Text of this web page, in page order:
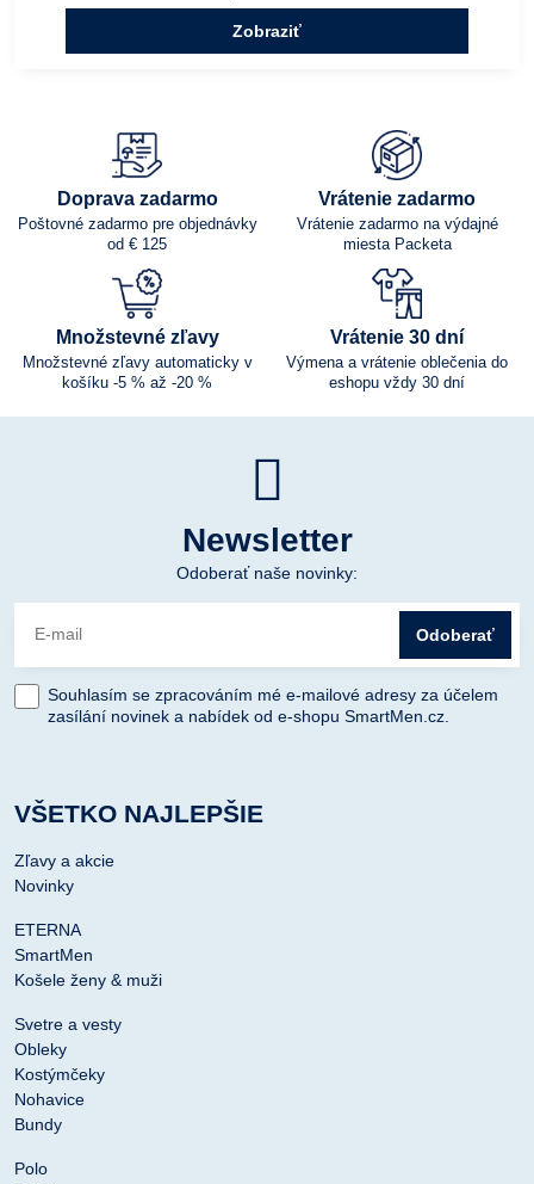
Zobraziť
Doprava zadarmo
Poštovné zadarmo pre objednávky
od € 125
Vrátenie zadarmo
Vrátenie zadarmo na výdajné
miesta Packeta
Množstevné zľavy
Množstevné zľavy automaticky v
košíku -5 % až -20 %
Vrátenie 30 dní
Výmena a vrátenie oblečenia do
eshopu vždy 30 dní
Newsletter
Odoberať naše novinky:
Odoberať
Souhlasím se zpracováním mé e-mailové adresy za účelem
zasílání novinek a nabídek od e-shopu SmartMen.cz.
VŠETKO NAJLEPŠIE
Zľavy a akcie
Novinky
ETERNA
SmartMen
Košele ženy & muži
Svetre a vesty
Obleky
Kostýmčeky
Nohavice
Bundy
Polo